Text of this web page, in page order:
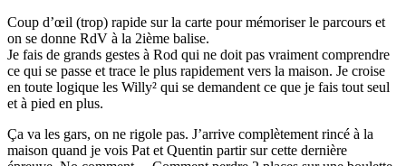
Coup d’œil (trop) rapide sur la carte pour mémoriser le parcours et
on se donne RdV à la 2ième balise.
Je fais de grands gestes à Rod qui ne doit pas vraiment comprendre
ce qui se passe et trace le plus rapidement vers la maison. Je croise
en toute logique les Willy² qui se demandent ce que je fais tout seul
et à pied en plus.
Ça va les gars, on ne rigole pas. J’arrive complètement rincé à la
maison quand je vois Pat et Quentin partir sur cette dernière